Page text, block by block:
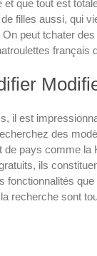
que tout est
filles aussi, qui
peut tchater
il est
des
pays comme la
ils
recherche sont